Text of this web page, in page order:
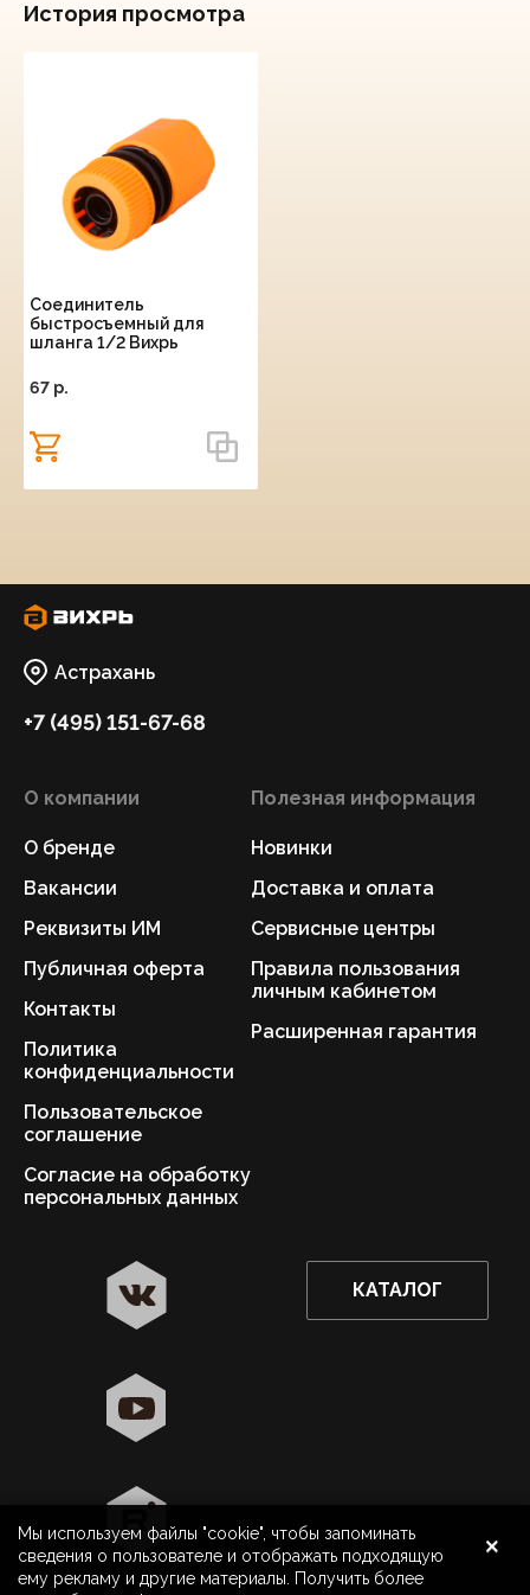
8 800 500 40 40 Астрахань
Да
История просмотра
Соединитель
быстросъемный для
шланга 1/2 Вихрь
67 p.
Астрахань
+7 (495) 151-67-68
О компании
О бренде
Вакансии
Реквизиты ИМ
Публичная оферта
Контакты
Политика
конфиденциальности
Пользовательское
соглашение
Согласие на обработку
персональных данных
Полезная информация
Новинки
Доставка и оплата
Сервисные центры
Правила пользования
личным кабинетом
Расширенная гарантия
КАТАЛОГ
Мы используем файлы "cookie", чтобы запоминать
сведения о пользователе и отображать подходящую
ему рекламу и другие материалы. Получить более
×